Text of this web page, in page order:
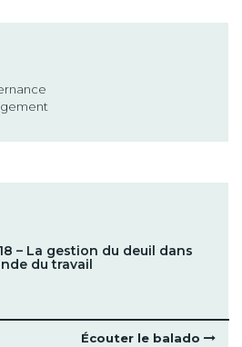
– La gestion du deuil dans
du travail
Écouter le balado